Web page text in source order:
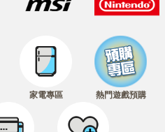
家電專區 熱門遊戲預購